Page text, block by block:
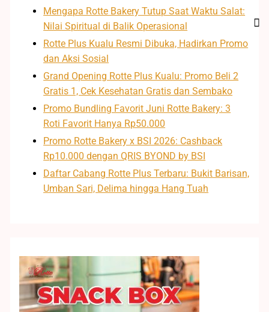
Mengapa Rotte Bakery Tutup Saat Waktu Salat:
Nilai Spiritual di Balik Operasional
Rotte Plus Kualu Resmi Dibuka, Hadirkan Promo
dan Aksi Sosial
Grand Opening Rotte Plus Kualu: Promo Beli 2
Gratis 1, Cek Kesehatan Gratis dan Sembako
Promo Bundling Favorit Juni Rotte Bakery: 3
Roti Favorit Hanya Rp50.000
Promo Rotte Bakery x BSI 2026: Cashback
Rp10.000 dengan QRIS BYOND by BSI
Daftar Cabang Rotte Plus Terbaru: Bukit Barisan,
Umban Sari, Delima hingga Hang Tuah